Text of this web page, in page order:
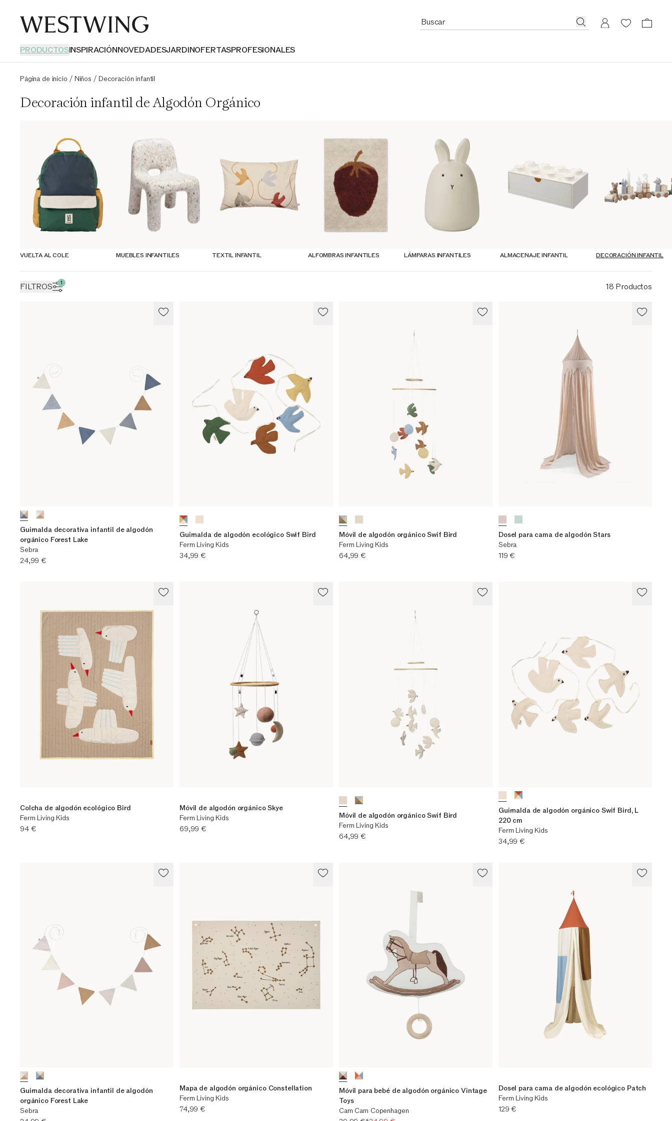
PRODUCTOSINSPIRACIÓNNOVEDADESJARDINOFERTASPROFESIONALES
Página de inicio / Niños / Decoración infantil
VUELTA AL COLE MUEBLES INFANTILES TEXTIL INFANTIL ALFOMBRAS INFANTILES LÁMPARAS INFANTILES ALMACENAJE INFANTIL DECORACIÓN INFANTIL
Decoración infantil de Algodón Orgánico
FILTROS 1 18 Productos
Guirnalda decorativa infantil de algodón
orgánico Forest Lake
Sebra
Precio actual
24,99 €
Guirnalda de algodón ecológico Swif Bird
Ferm Living Kids
Precio actual
34,99 €
Móvil de algodón orgánico Swif Bird
Ferm Living Kids
Precio actual
64,99 €
Dosel para cama de algodón Stars
Sebra
Precio actual
119 €
Colcha de algodón ecológico Bird
Ferm Living Kids
Precio actual
94 €
Móvil de algodón orgánico Skye
Ferm Living Kids
Precio actual
69,99 €
Móvil de algodón orgánico Swif Bird
Ferm Living Kids
Precio actual
64,99 €
Guirnalda de algodón orgánico Swif Bird, L
220 cm
Ferm Living Kids
Precio actual
34,99 €
Guirnalda decorativa infantil de algodón
orgánico Forest Lake
Sebra
Mapa de algodón orgánico Constellation
Ferm Living Kids
Precio actual
74,99 €
Móvil para bebé de algodón orgánico Vintage
Toys
Cam Cam Copenhagen
Dosel para cama de algodón ecológico Patch
Ferm Living Kids
Precio actual
129 €